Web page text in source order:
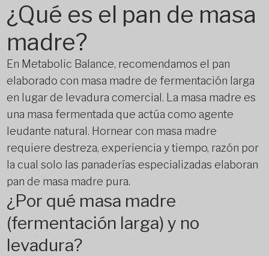
¿Qué es el pan de masa
madre?
En Metabolic Balance, recomendamos el pan
elaborado con masa madre de fermentación larga
en lugar de levadura comercial. La masa madre es
una masa fermentada que actúa como agente
leudante natural. Hornear con masa madre
requiere destreza, experiencia y tiempo, razón por
la cual solo las panaderías especializadas elaboran
pan de masa madre pura.
¿Por qué masa madre
(fermentación larga) y no
levadura?